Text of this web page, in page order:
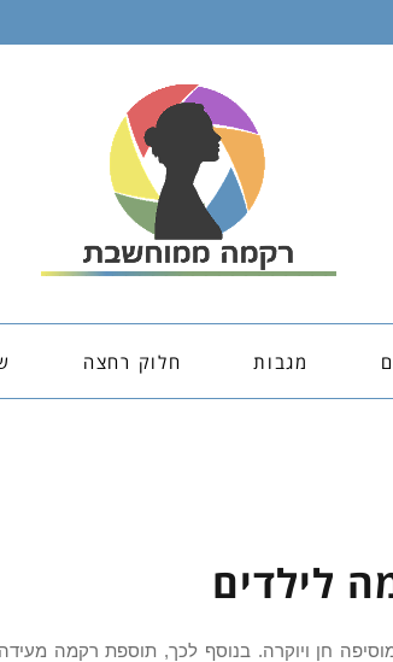
מגבות חלוק רחצה
לילדים
חן ויוקרה. בנוסף לכך, תוספת רקמה